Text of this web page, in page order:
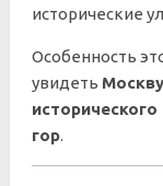
исторические
Особенность
увидеть
гор.